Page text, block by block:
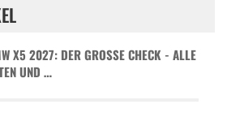
X5 2027: DER GROSSE CHECK - ALLE D
UND …